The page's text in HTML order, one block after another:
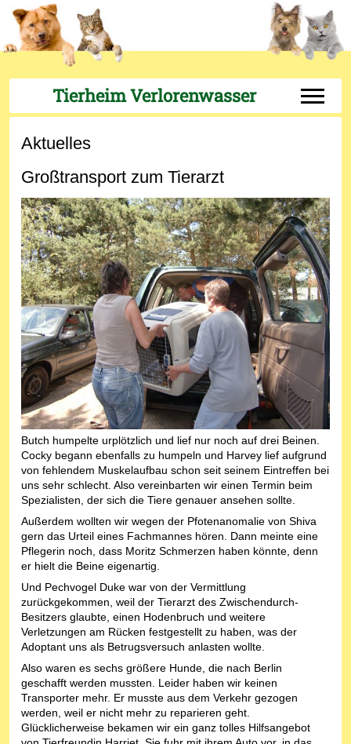
Tierheim Verlorenwasser Off-
Aktuelles
Großtransport zum Tierarzt
Butch humpelte urplötzlich und lief nur noch auf drei Beinen.
Cocky begann ebenfalls zu humpeln und Harvey lief aufgrund
von fehlendem Muskelaufbau schon seit seinem Eintreffen bei
uns sehr schlecht. Also vereinbarten wir einen Termin beim
Spezialisten, der sich die Tiere genauer ansehen sollte.
Außerdem wollten wir wegen der Pfotenanomalie von Shiva
gern das Urteil eines Fachmannes hören. Dann meinte eine
Pflegerin noch, dass Moritz Schmerzen haben könnte, denn
er hielt die Beine eigenartig.
Und Pechvogel Duke war von der Vermittlung
zurückgekommen, weil der Tierarzt des Zwischendurch-
Besitzers glaubte, einen Hodenbruch und weitere
Verletzungen am Rücken festgestellt zu haben, was der
Adoptant uns als Betrugsversuch anlasten wollte.
Also waren es sechs größere Hunde, die nach Berlin
geschafft werden mussten. Leider haben wir keinen
Transporter mehr. Er musste aus dem Verkehr gezogen
werden, weil er nicht mehr zu reparieren geht.
Glücklicherweise bekamen wir ein ganz tolles Hilfsangebot